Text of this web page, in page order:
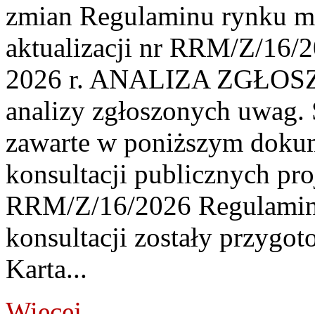
zmian Regulaminu rynku
aktualizacji nr RRM/Z/16/
2026 r. ANALIZA
analizy zgłoszonych
zawarte w poniższym
konsultacji publicznych
RRM/Z/16/2026
konsultacji zostały
Karta...